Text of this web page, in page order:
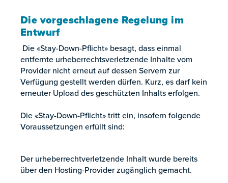
Die vorgeschlagene Regelung im
Entwurf
Die «Stay-Down-Pflicht» besagt, dass einmal
entfernte urheberrechtsverletzende Inhalte vom
Provider nicht erneut auf dessen Servern zur
Verfügung gestellt werden dürfen. Kurz, es darf kein
erneuter Upload des geschützten Inhalts erfolgen.
Die «Stay-Down-Pflicht» tritt ein, insofern folgende
Voraussetzungen erfüllt sind:
Der urheberrechtverletzende Inhalt wurde bereits
über den Hosting-Provider zugänglich gemacht.